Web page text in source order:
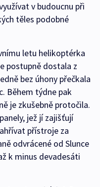
v budoucnu při
těles podobné
letu helikoptérka
postupně dostala z
bez úhony přečkala
Během týdne pak
je zkušebně protočila.
jež jí zajišťují
přístroje za
odvrácené od Slunce
k minus devadesáti